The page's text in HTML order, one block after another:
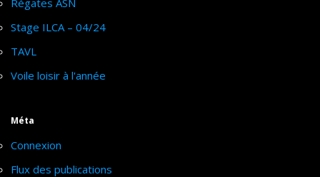
Régates ASN
Stage ILCA – 04/24
TAVL
Voile loisir à l'année
Méta
Connexion
Flux des publications